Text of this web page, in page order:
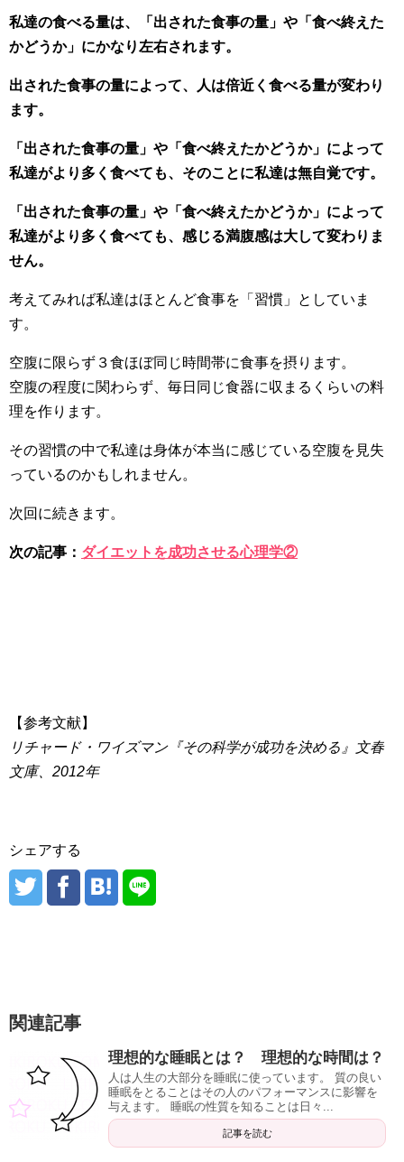
私達の食べる量は、「出された食事の量」や「食べ終えた
かどうか」にかなり左右されます。
出された食事の量によって、人は倍近く食べる量が変わり
ます。
「出された食事の量」や「食べ終えたかどうか」によって
私達がより多く食べても、そのことに私達は無自覚です。
「出された食事の量」や「食べ終えたかどうか」によって
私達がより多く食べても、感じる満腹感は大して変わりま
せん。
考えてみれば私達はほとんど食事を「習慣」としていま
す。
空腹に限らず３食ほぼ同じ時間帯に食事を摂ります。
空腹の程度に関わらず、毎日同じ食器に収まるくらいの料
理を作ります。
その習慣の中で私達は身体が本当に感じている空腹を見失
っているのかもしれません。
次回に続きます。
次の記事： ダイエットを成功させる心理学②
【参考文献】
リチャード・ワイズマン『その科学が成功を決める』文春
文庫、2012年
シェアする
関連記事
理想的な睡眠とは？ 理想的な時間は？
人は人生の大部分を睡眠に使っています。 質の良い
睡眠をとることはその人のパフォーマンスに影響を
与えます。 睡眠の性質を知ることは日々...
記事を読む